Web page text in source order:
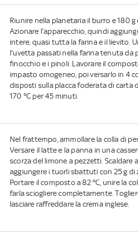
Riunire nella planetaria il burro e 180 g
Azionare l'apparecchio, quindi
intere, quasi tutta la farina e il lievito.
l'uvetta passati nella farina tenuta da
finocchio e i pinoli. Lavorare il
impasto omogeneo, poi versarlo in 4
disposti sulla placca foderata di carta
170 °C per 45 minuti.
Nel frattempo, ammollare la colla di
Versare il latte e la panna in una
scorza del limone a pezzetti. Scaldare
aggiungere i tuorli sbattuti con 25 g di
Portare il composto a 82 °C, unire la
farla sciogliere completamente.
lasciare raffreddare la crema inglese.